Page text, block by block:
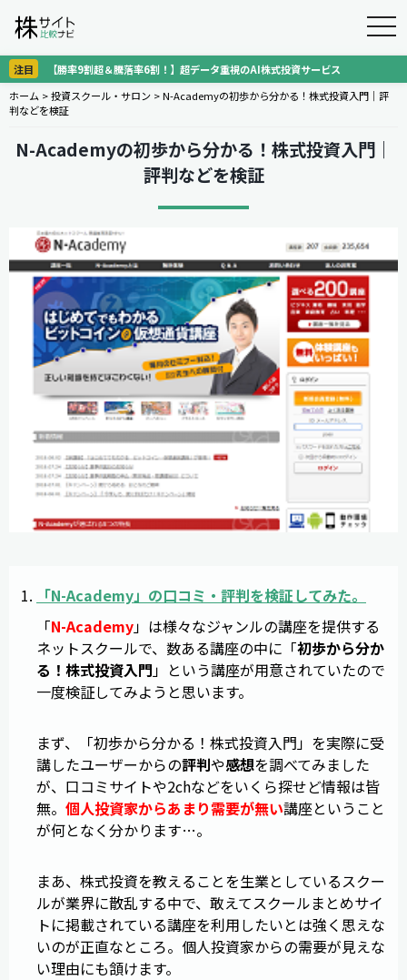
注目
【勝率9割超＆騰落率6割！】超データ重視のAI株式投資サービス
ホーム >投資スクール・サロン >N-Academyの初歩から分かる！株式投資入門｜評
判などを検証
N-Academyの初歩から分かる！株式投資入門｜
評判などを検証
「N-Academy」の口コミ ・ 評判を検証してみた。
「N-Academy」は様々なジャンルの講座を提供する
ネットスクールで、数ある講座の中に「初歩から分か
る！株式投資入門」という講座が用意されていたので
一度検証してみようと思います。
まず、「初歩から分かる！株式投資入門」を実際に受
講したユーザーからの評判や感想を調べてみました
が、口コミサイトや2chなどをいくら探せど情報は皆
無。 個人投資家からあまり需要が無い講座ということ
が何となく分かります…。
まあ、株式投資を教えることを生業としているスクー
ルが業界に散乱する中で、敢えてスクールまとめサイ
トに掲載されている講座を利用したいとは強く思えな
いのが正直なところ。個人投資家からの需要が見えな
い理由にも頷けます。